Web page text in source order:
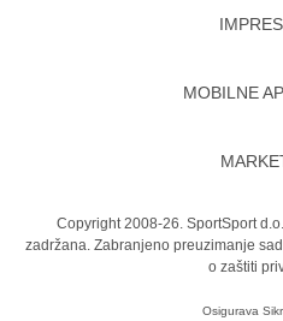
MOBILNE
Copyright 2008-26. SportSport
zadržana. Zabranjeno preuzimanje
o zaštiti
Osigurava